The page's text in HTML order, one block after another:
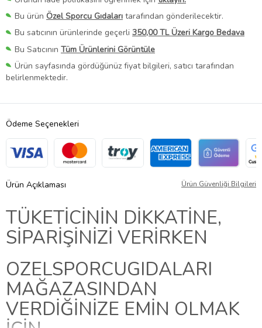
Bu ürün Özel Sporcu Gıdaları tarafından gönderilecektir.
Bu satıcının ürünlerinde geçerli 350,00 TL Üzeri Kargo Bedava
Bu Satıcının Tüm Ürünlerini Görüntüle
Ürün sayfasında gördüğünüz fiyat bilgileri, satıcı tarafından
belirlenmektedir.
Ödeme Seçenekleri
Ürün Açıklaması Ürün Güvenliği Bilgileri
TÜKETİCİNİN DİKKATİNE,
SİPARİŞİNİZİ VERİRKEN
OZELSPORCUGIDALARI
MAĞAZASINDAN
VERDİĞİNİZE EMİN OLMAK